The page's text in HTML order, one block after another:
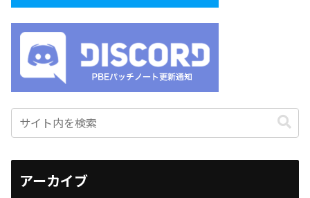
アーカイブ